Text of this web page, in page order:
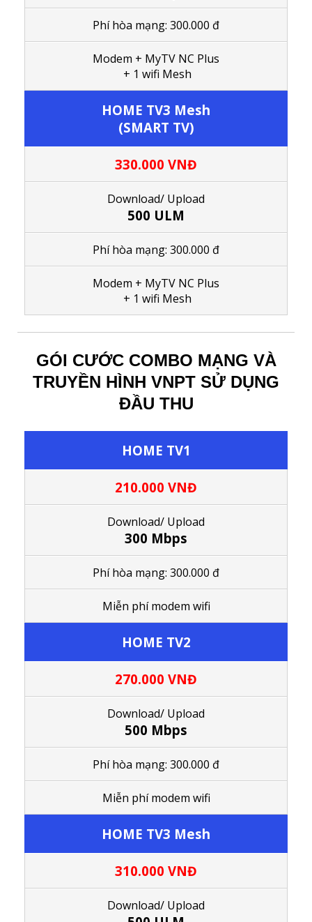
Phí hòa mạng: 300.000 đ
Modem + MyTV NC Plus
+ 1 wifi Mesh
HOME TV3 Mesh
(SMART TV)
330.000 VNĐ
Download/ Upload
500 ULM
Phí hòa mạng: 300.000 đ
Modem + MyTV NC Plus
+ 1 wifi Mesh
GÓI CƯỚC COMBO MẠNG VÀ
TRUYỀN HÌNH VNPT SỬ DỤNG
ĐẦU THU
HOME TV1
210.000 VNĐ
Download/ Upload
300 Mbps
Phí hòa mạng: 300.000 đ
Miễn phí modem wifi
HOME TV2
270.000 VNĐ
Download/ Upload
500 Mbps
Phí hòa mạng: 300.000 đ
Miễn phí modem wifi
HOME TV3 Mesh
310.000 VNĐ
Download/ Upload